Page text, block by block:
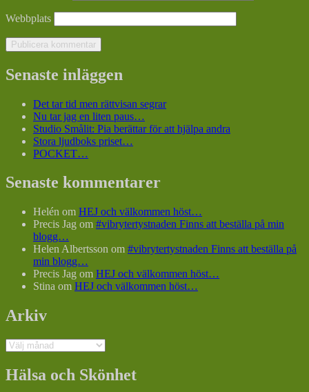
Webbplats
Senaste inläggen
Det tar tid men rättvisan segrar
Nu tar jag en liten paus…
Studio Smålit: Pia berättar för att hjälpa andra
Stora ljudboks priset…
POCKET…
Senaste kommentarer
Helén om HEJ och välkommen höst…
Precis Jag om #vibrytertystnaden Finns att beställa på min
blogg…
Helen Albertsson om #vibrytertystnaden Finns att beställa på
min blogg…
Precis Jag om HEJ och välkommen höst…
Stina om HEJ och välkommen höst…
Arkiv
Arkiv
Hälsa och Skönhet